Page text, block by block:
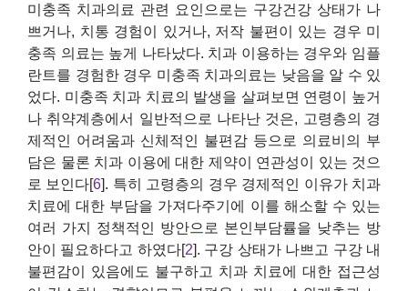
미충족 치과의료 관련 요인으로는 구강건강 상태가 나
쁘거나, 치통 경험이 있거나, 저작 불편이 있는 경우 미
충족 의료는 높게 나타났다. 치과 이용하는 경우와 임플
란트를 경험한 경우 미충족 치과의료는 낮음을 알 수 있
었다. 미충족 치과 치료의 발생을 살펴보면 연령이 높거
나 취약계층에서 일반적으로 나타난 것은, 고령층의 경
제적인 어려움과 신체적인 불편감 등으로 의료비의 부
담은 물론 치과 이용에 대한 제약이 연관성이 있는 것으
로 보인다[6]. 특히 고령층의 경우 경제적인 이유가 치과
치료에 대한 부담을 가져다주기에 이를 해소할 수 있는
여러 가지 정책적인 방안으로 본인부담률을 낮추는 방
안이 필요하다고 하였다[2]. 구강 상태가 나쁘고 구강 내
불편감이 있음에도 불구하고 치과 치료에 대한 접근성